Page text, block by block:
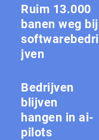
Ruim 13.000
banen weg bij
softwarebedri
jven
Bedrijven
blijven
hangen in ai-
pilots